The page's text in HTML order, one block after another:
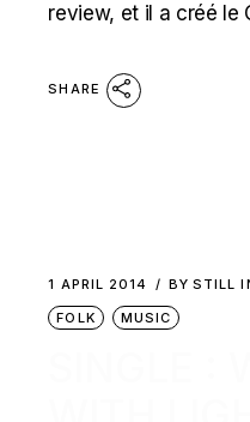
review, et il a créé le
SHARE
1 APRIL 2014 BY STILL
FOLK
MUSIC